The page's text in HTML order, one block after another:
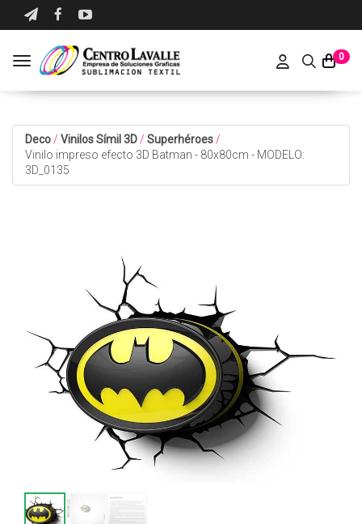
0
Toggle navigation
Deco / Vinilos Símil 3D / Superhéroes /
Vinilo impreso efecto 3D Batman - 80x80cm - MODELO:
3D_0135